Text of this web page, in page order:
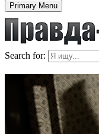
Primary Menu
Search for: